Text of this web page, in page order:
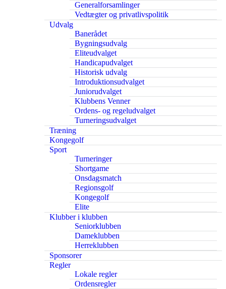
Generalforsamlinger
Vedtægter og privatlivspolitik
Udvalg
Banerådet
Bygningsudvalg
Eliteudvalget
Handicapudvalget
Historisk udvalg
Introduktionsudvalget
Juniorudvalget
Klubbens Venner
Ordens- og regeludvalget
Turneringsudvalget
Træning
Kongegolf
Sport
Turneringer
Shortgame
Onsdagsmatch
Regionsgolf
Kongegolf
Elite
Klubber i klubben
Seniorklubben
Dameklubben
Herreklubben
Sponsorer
Regler
Lokale regler
Ordensregler